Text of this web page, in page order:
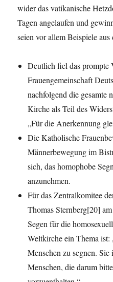
wider das vatikanische
Tagen angelaufen und
seien vor allem Beispiele
Deutlich fiel das prompte
Frauengemeinschaft
nachfolgend die gesamte
Kirche als Teil des
„Für die Anerkennung
Die Katholische
Männerbewegung im
sich, das homophobe
anzunehmen.
Für das Zentralkomitee
Thomas Sternberg[20]
Segen für die
Weltkirche ein Thema
Menschen zu segnen.
Menschen, die darum